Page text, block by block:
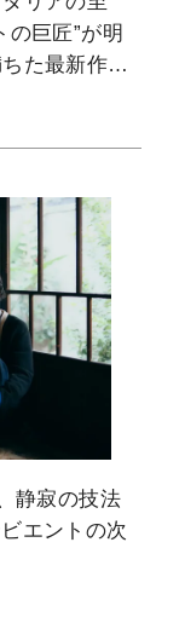
の巨匠”が明
た最新作の
静寂の技法
エントの次